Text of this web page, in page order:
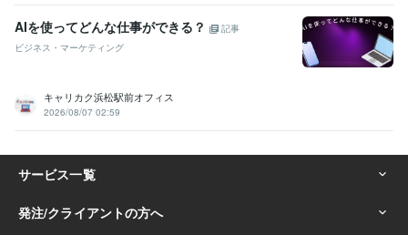
AIを使ってどんな仕事ができる？
記事
ビジネス・マーケティング
キャリカク浜松駅前オフィス
2026/08/07 02:59